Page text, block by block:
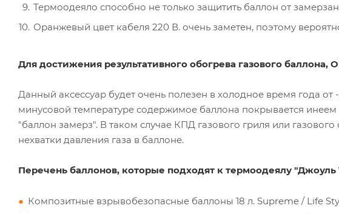
Термоодеяло способно не только защитить баллон от
Оранжевый цвет кабеля 220 В. очень заметен, поэтому
Для достижения результативного обогрева газового
Данный аксессуар будет очень полезен в холодное время года
минусовой температуре содержимое баллона покрывается инеем
"баллон замерз". В таком случае КПД газового гриля или
нехватки давления газа в баллоне.
Перечень баллонов, которые подходят к термоодеялу "Джоуль
Композитные взрывобезопасные баллоны 18 л. Supreme / Life